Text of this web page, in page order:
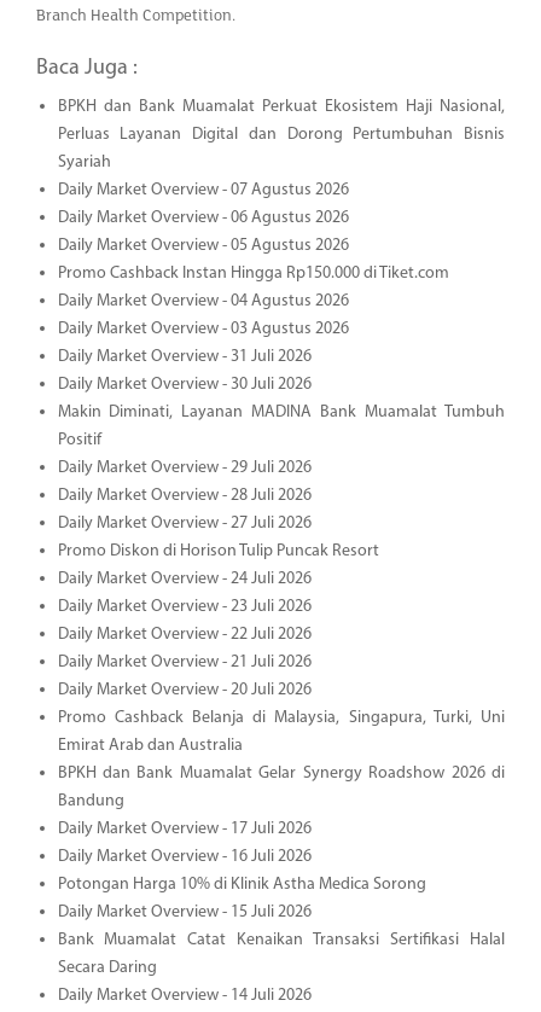
Branch Health Competition.
Baca Juga :
BPKH dan Bank Muamalat Perkuat Ekosistem Haji Nasional,
Perluas Layanan Digital dan Dorong Pertumbuhan Bisnis
Syariah
Daily Market Overview - 07 Agustus 2026
Daily Market Overview - 06 Agustus 2026
Daily Market Overview - 05 Agustus 2026
Promo Cashback Instan Hingga Rp150.000 di Tiket.com
Daily Market Overview - 04 Agustus 2026
Daily Market Overview - 03 Agustus 2026
Daily Market Overview - 31 Juli 2026
Daily Market Overview - 30 Juli 2026
Makin Diminati, Layanan MADINA Bank Muamalat Tumbuh
Positif
Daily Market Overview - 29 Juli 2026
Daily Market Overview - 28 Juli 2026
Daily Market Overview - 27 Juli 2026
Promo Diskon di Horison Tulip Puncak Resort
Daily Market Overview - 24 Juli 2026
Daily Market Overview - 23 Juli 2026
Daily Market Overview - 22 Juli 2026
Daily Market Overview - 21 Juli 2026
Daily Market Overview - 20 Juli 2026
Promo Cashback Belanja di Malaysia, Singapura, Turki, Uni
Emirat Arab dan Australia
BPKH dan Bank Muamalat Gelar Synergy Roadshow 2026 di
Bandung
Daily Market Overview - 17 Juli 2026
Daily Market Overview - 16 Juli 2026
Potongan Harga 10% di Klinik Astha Medica Sorong
Daily Market Overview - 15 Juli 2026
Bank Muamalat Catat Kenaikan Transaksi Sertifikasi Halal
Secara Daring
Daily Market Overview - 14 Juli 2026